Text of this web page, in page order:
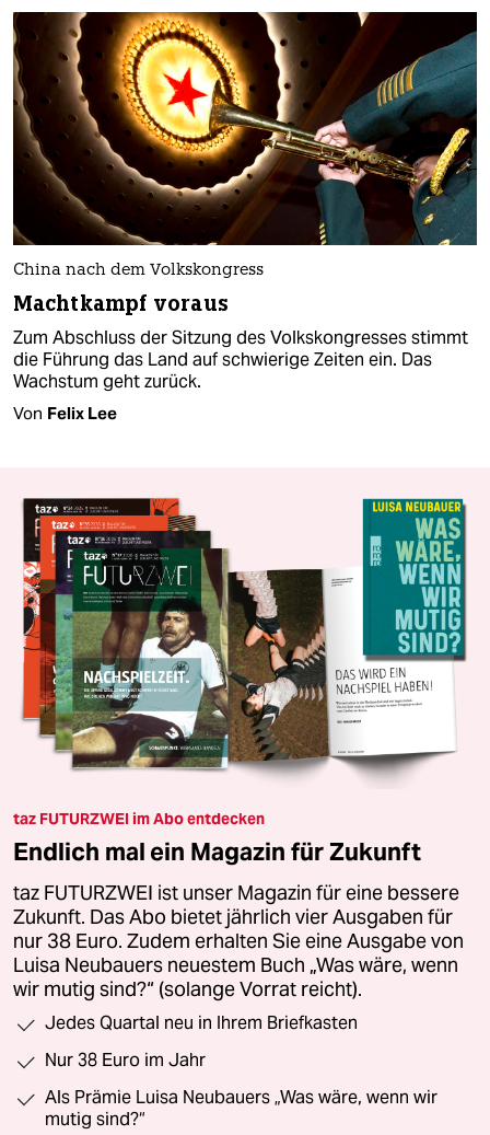
China nach dem Volkskongress
Machtkampf voraus
Zum Abschluss der Sitzung des Volkskongresses stimmt
die Führung das Land auf schwierige Zeiten ein. Das
Wachstum geht zurück.
Von Felix Lee
taz FUTURZWEI im Abo entdecken
Endlich mal ein Magazin für Zukunft
taz FUTURZWEI ist unser Magazin für eine bessere
Zukunft. Das Abo bietet jährlich vier Ausgaben für
nur 38 Euro. Zudem erhalten Sie eine Ausgabe von
Luisa Neubauers neuestem Buch „Was wäre, wenn
wir mutig sind?“ (solange Vorrat reicht).
Jedes Quartal neu in Ihrem Briefkasten
Nur 38 Euro im Jahr
Als Prämie Luisa Neubauers „Was wäre, wenn wir
mutig sind?“